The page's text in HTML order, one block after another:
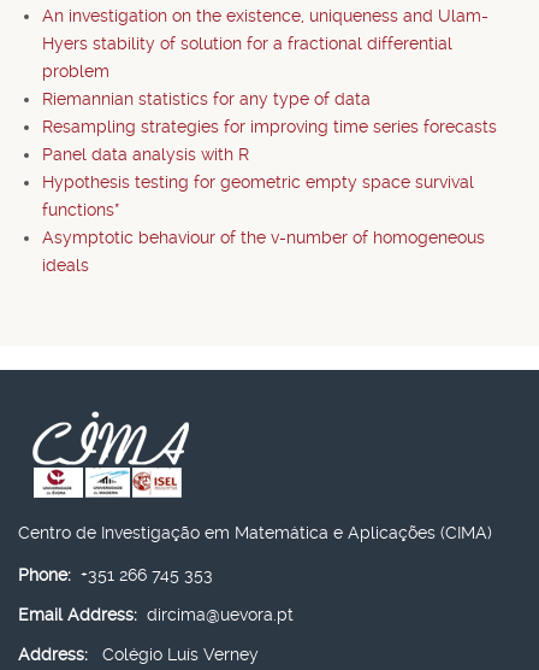
An investigation on the existence, uniqueness and Ulam-
Hyers stability of solution for a fractional differential
problem
Riemannian statistics for any type of data
Resampling strategies for improving time series forecasts
Panel data analysis with R
Hypothesis testing for geometric empty space survival
functions*
Asymptotic behaviour of the v-number of homogeneous
ideals
Centro de Investigação em Matemática e Aplicações (CIMA)
Phone: +351 266 745 353
Email Address: dircima@uevora.pt
Address:
Colégio Luís Verney